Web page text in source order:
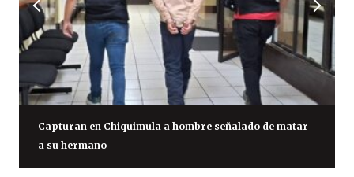
Capturan en Chiquimula a hombre señalado de matar
a su hermano